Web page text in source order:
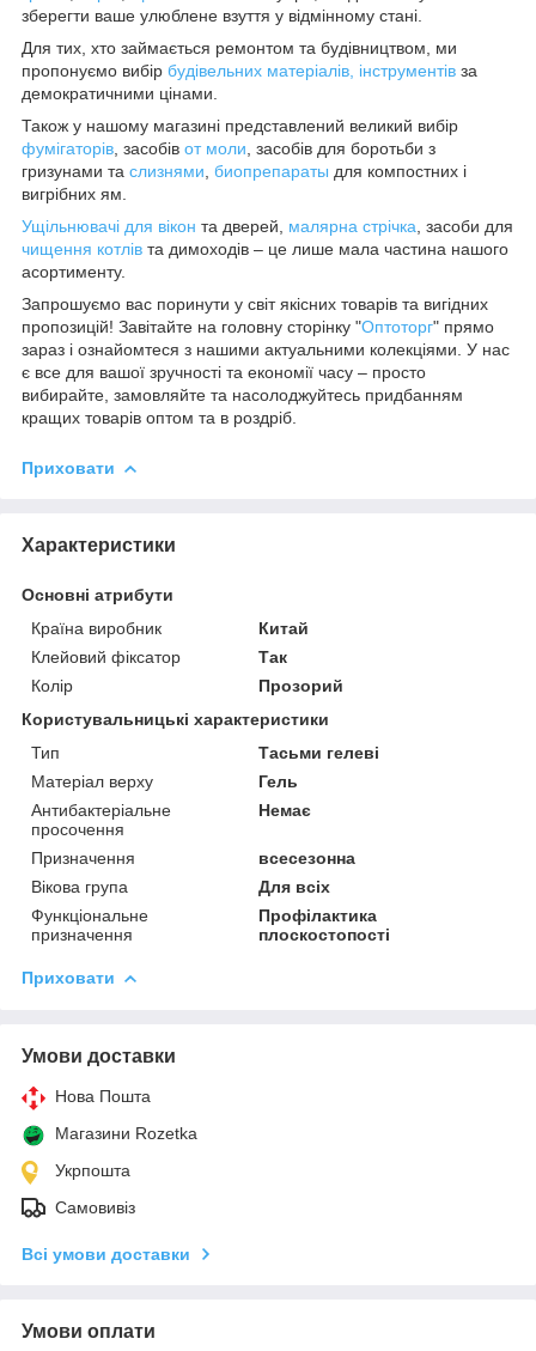
зберегти ваше улюблене взуття у відмінному стані.
Для тих, хто займається ремонтом та будівництвом, ми
пропонуємо вибір будівельних матеріалів, інструментів за
демократичними цінами.
Також у нашому магазині представлений великий вибір
фумігаторів , засобів от моли , засобів для боротьби з
гризунами та слизнями биопрепараты для компостних і
вигрібних ям.
Ущільнювачі для вікон та дверей, малярна стрічка , засоби для
чищення котлів та димоходів – це лише мала частина нашого
асортименту.
Запрошуємо вас поринути у світ якісних товарів та вигідних
пропозицій! Завітайте на головну сторінку "Оптоторг" прямо
зараз і ознайомтеся з нашими актуальними колекціями. У нас
є все для вашої зручності та економії часу – просто
вибирайте, замовляйте та насолоджуйтесь придбанням
кращих товарів оптом та в роздріб.
Приховати
Характеристики
Основні атрибути
Країна виробник
Китай
Клейовий фіксатор
Так
Колір
Прозорий
Користувальницькі характеристики
Тип
Тасьми гелеві
Матеріал верху
Гель
Антибактеріальне
просочення
Немає
Призначення
всесезонна
Вікова група
Для всіх
Функціональне
призначення
Профілактика
плоскостопості
Приховати
Умови доставки
Нова Пошта
Магазини Rozetka
Укрпошта
Самовивіз
Всі умови доставки
Умови оплати